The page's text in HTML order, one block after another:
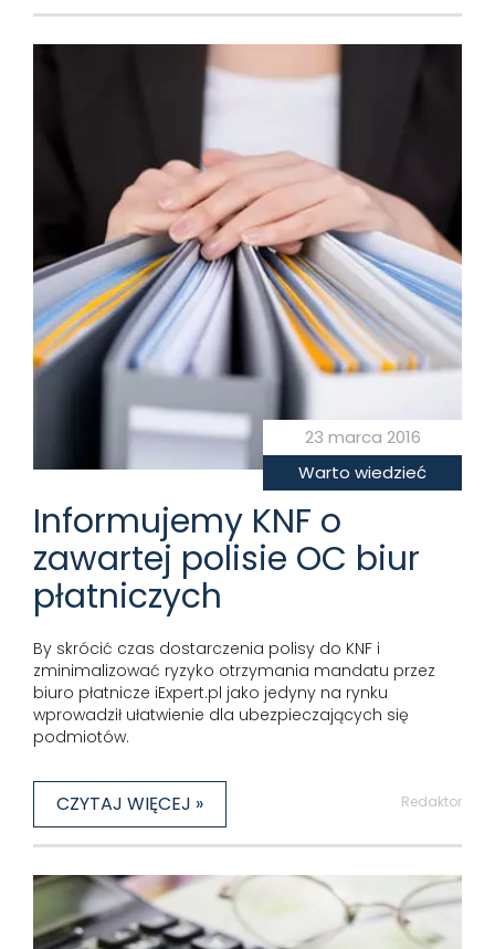
23 marca 2016
Warto wiedzieć
Informujemy KNF o
zawartej polisie OC biur
płatniczych
By skrócić czas dostarczenia polisy do KNF i
zminimalizować ryzyko otrzymania mandatu przez
biuro płatnicze iExpert.pl jako jedyny na rynku
wprowadził ułatwienie dla ubezpieczających się
podmiotów.
CZYTAJ WIĘCEJ » Redaktor